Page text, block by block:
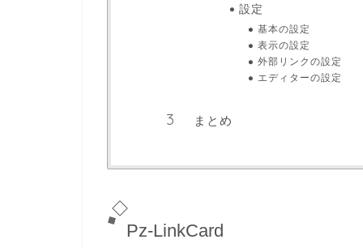
設定
基本の設定
表示の設定
外部リンクの設定
エディターの設定
まとめ
Pz-LinkCard